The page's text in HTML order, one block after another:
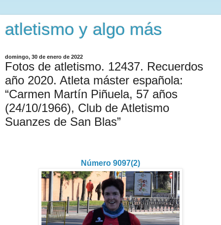
atletismo y algo más
domingo, 30 de enero de 2022
Fotos de atletismo. 12437. Recuerdos
año 2020. Atleta máster española:
“Carmen Martín Piñuela, 57 años
(24/10/1966), Club de Atletismo
Suanzes de San Blas”
Número 9097(2)